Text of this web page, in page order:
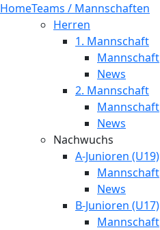
HomeTeams / Mannschaften
Herren
1. Mannschaft
Mannschaft
News
2. Mannschaft
Mannschaft
News
Nachwuchs
A-Junioren (U19)
Mannschaft
News
B-Junioren (U17)
Mannschaft